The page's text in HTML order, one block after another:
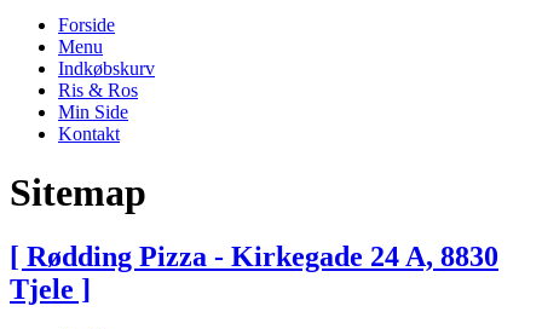
Forside
Menu
Indkøbskurv
Ris & Ros
Min Side
Kontakt
Sitemap
[ Rødding Pizza - Kirkegade 24 A, 8830
Tjele ]